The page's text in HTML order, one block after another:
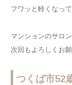
フワッと軽くなっ
マンションのサロ
次回もよろしくお願
つくば市52